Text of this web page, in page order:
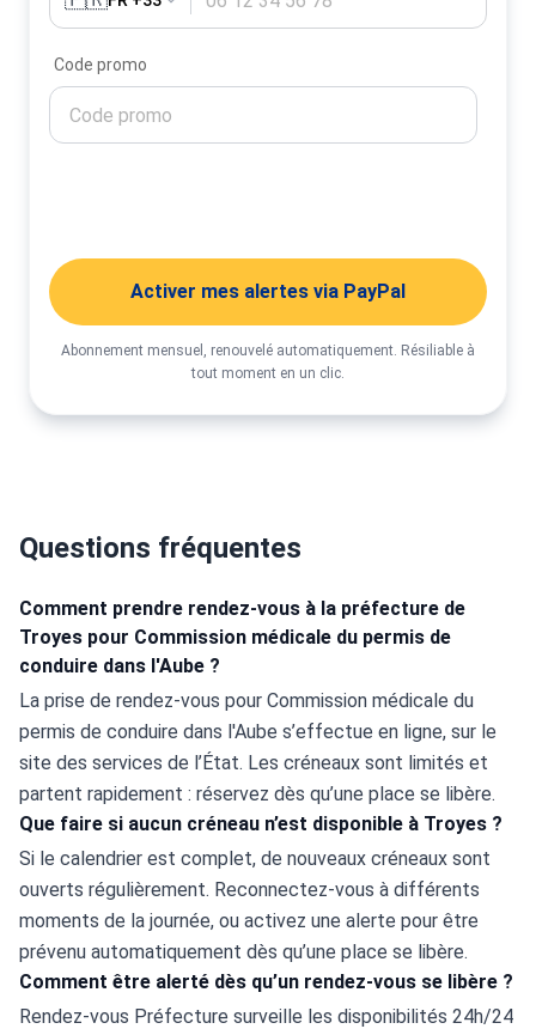
Code promo
Activer mes alertes via PayPal
Abonnement mensuel, renouvelé automatiquement. Résiliable à
tout moment en un clic.
Questions fréquentes
Comment prendre rendez-vous à la préfecture de
Troyes pour Commission médicale du permis de
conduire dans l'Aube ?
La prise de rendez-vous pour Commission médicale du
permis de conduire dans l'Aube s’effectue en ligne, sur le
site des services de l’État. Les créneaux sont limités et
partent rapidement : réservez dès qu’une place se libère.
Que faire si aucun créneau n’est disponible à Troyes ?
Si le calendrier est complet, de nouveaux créneaux sont
ouverts régulièrement. Reconnectez-vous à différents
moments de la journée, ou activez une alerte pour être
prévenu automatiquement dès qu’une place se libère.
Comment être alerté dès qu’un rendez-vous se libère ?
Rendez-vous Préfecture surveille les disponibilités 24h/24